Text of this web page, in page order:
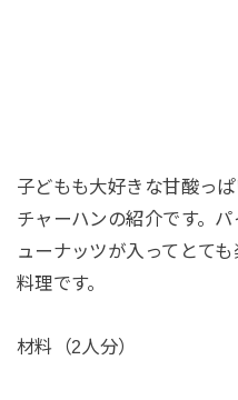
子どもも大好きな甘酸っ
チャーハンの紹介です。
ューナッツが入ってとて
料理です。
材料（2人分）